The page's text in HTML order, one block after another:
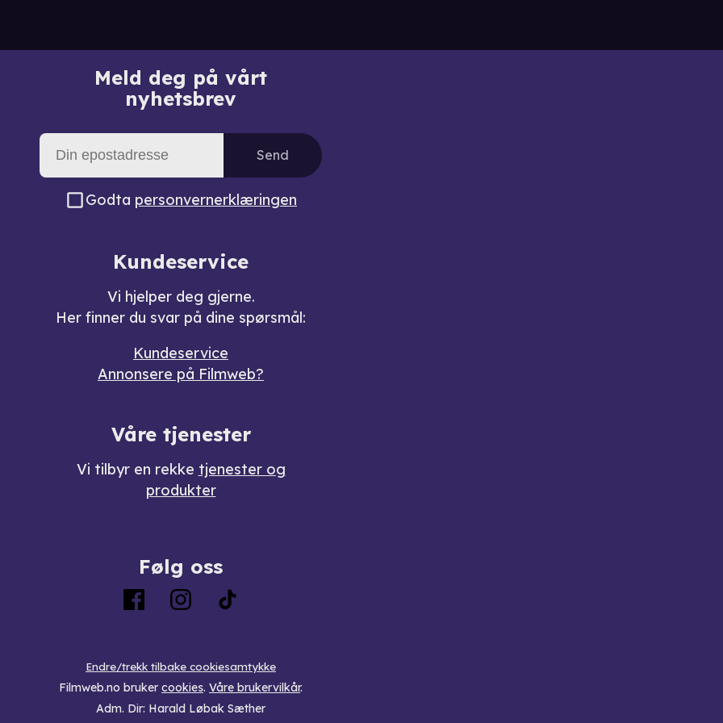
Meld deg på vårt
nyhetsbrev
Send
Godta personvernerklæringen
Kundeservice
Vi hjelper deg gjerne.
Her finner du svar på dine spørsmål:
Kundeservice
Annonsere på Filmweb?
Våre tjenester
Vi tilbyr en rekke tjenester og
produkter
Følg oss
Endre/trekk tilbake cookiesamtykke
Filmweb.no bruker cookies. Våre brukervilkår.
Adm. Dir: Harald Løbak Sæther